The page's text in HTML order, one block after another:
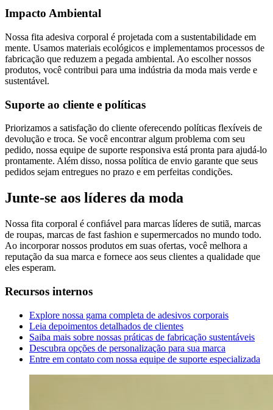
Impacto Ambiental
Nossa fita adesiva corporal é projetada com a sustentabilidade em
mente. Usamos materiais ecológicos e implementamos processos de
fabricação que reduzem a pegada ambiental. Ao escolher nossos
produtos, você contribui para uma indústria da moda mais verde e
sustentável.
Suporte ao cliente e políticas
Priorizamos a satisfação do cliente oferecendo políticas flexíveis de
devolução e troca. Se você encontrar algum problema com seu
pedido, nossa equipe de suporte responsiva está pronta para ajudá-lo
prontamente. Além disso, nossa política de envio garante que seus
pedidos sejam entregues no prazo e em perfeitas condições.
Junte-se aos líderes da moda
Nossa fita corporal é confiável para marcas líderes de sutiã, marcas
de roupas, marcas de fast fashion e supermercados no mundo todo.
Ao incorporar nossos produtos em suas ofertas, você melhora a
reputação da sua marca e fornece aos seus clientes a qualidade que
eles esperam.
Recursos internos
Explore nossa gama completa de adesivos corporais
Leia depoimentos detalhados de clientes
Saiba mais sobre nossas práticas de fabricação sustentáveis
Descubra opções de personalização para sua marca
Entre em contato com nossa equipe de suporte especializada